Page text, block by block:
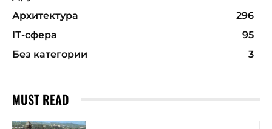
Архитектура
296
ІТ-сфера
95
Без категории
3
MUST READ